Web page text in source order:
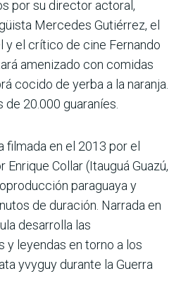
por su director actoral,
Mercedes Gutiérrez, el
y el crítico de cine Fernando
amenizado con comidas
cocido de yerba a la naranja.
20.000 guaraníes.
filmada en el 2013 por el
Collar (Itauguá Guazú,
paraguaya y
de duración. Narrada en
desarrolla las
y leyendas en torno a los
yvyguy durante la Guerra